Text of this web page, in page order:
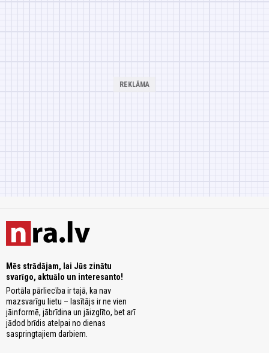
Mēs strādājam, lai Jūs zinātu
svarīgo, aktuālo un interesanto!
Portāla pārliecība ir tajā, ka nav
mazsvarīgu lietu – lasītājs ir ne vien
jāinformē, jābrīdina un jāizglīto, bet arī
jādod brīdis atelpai no dienas
saspringtajiem darbiem.